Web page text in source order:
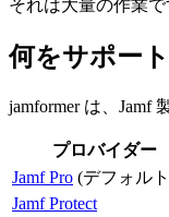
それは大量の作業
何をサポー
jamformer は、Jamf
プロバイダー
Jamf Pro (デフォル
Jamf Protect